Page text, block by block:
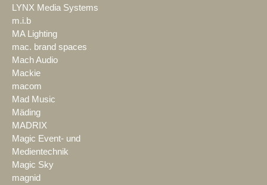
LYNX Media Systems
m.i.b
MA Lighting
mac. brand spaces
Mach Audio
Mackie
macom
Mad Music
Mäding
MADRIX
Magic Event- und
Medientechnik
Magic Sky
magnid